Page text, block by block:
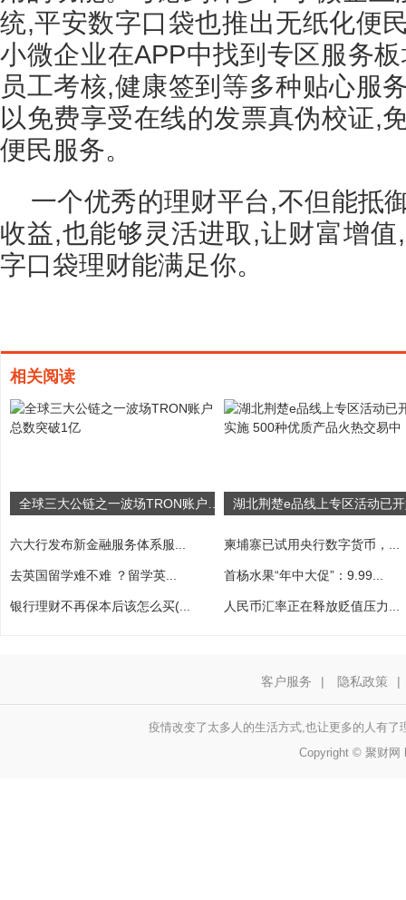
统,平安数字口袋也推出无纸化便
小微企业在APP中找到专区服务
员工考核,健康签到等多种贴心服
以免费享受在线的发票真伪校证,
便民服务。
一个优秀的理财平台,不但能抵
收益,也能够灵活进取,让财富增
字口袋理财能满足你。
相关阅读
六大行发布新金融服务体系服... 柬埔寨已试用央行数字货币，...
去英国留学难不难 ？留学英... 首杨水果“年中大促”：9.99...
银行理财不再保本后该怎么买(... 人民币汇率正在释放贬值压力...
客户服务 | 隐私政策 |
疫情改变了太多人的生活方式,也让更多的人有
Copyright © 聚财网